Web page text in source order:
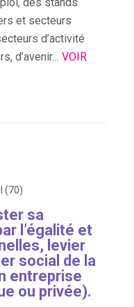
et secteurs
d’activité
d’avenir… VOIR
(70)
sa
l’égalité et
levier
social de la
entreprise
ou privée).